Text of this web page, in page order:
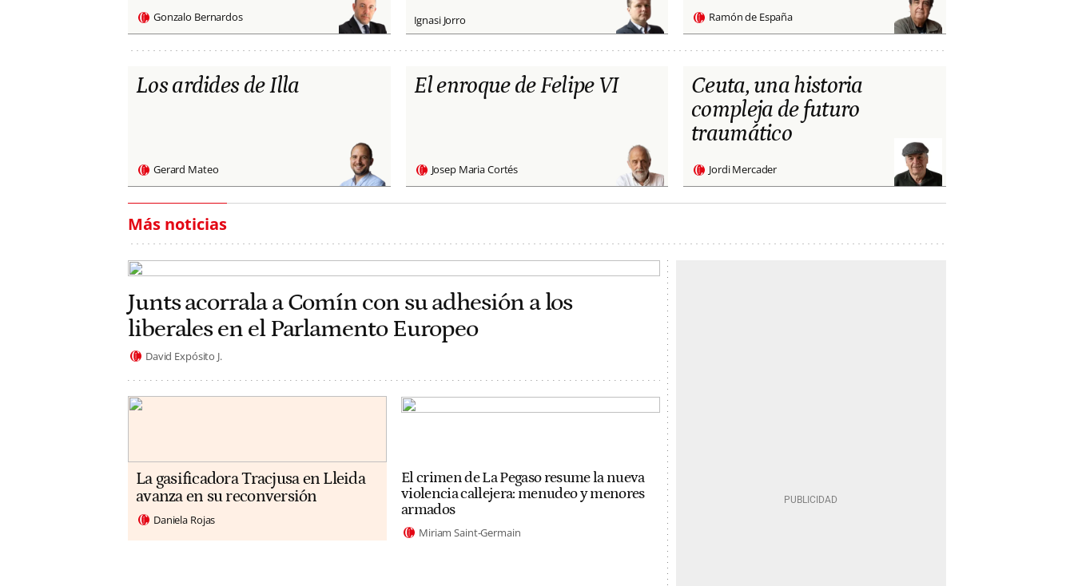
Gonzalo Bernardos Ignasi Jorro Ramón de España
Los ardides de Illa
Gerard Mateo
El enroque de Felipe VI
Josep Maria Cortés
Ceuta, una historia
compleja de futuro
traumático
Jordi Mercader
Más noticias
Junts acorrala a Comín con su adhesión a los
liberales en el Parlamento Europeo
David Expósito J.
La gasificadora Tracjusa en Lleida
avanza en su reconversión
Daniela Rojas
El crimen de La Pegaso resume la nueva
violencia callejera: menudeo y menores
armados
Miriam Saint-Germain